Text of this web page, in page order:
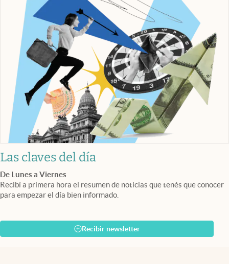
Las claves del día
De Lunes a Viernes
Recibí a primera hora el resumen de noticias que tenés que conocer
para empezar el día bien informado.
Recibir newsletter